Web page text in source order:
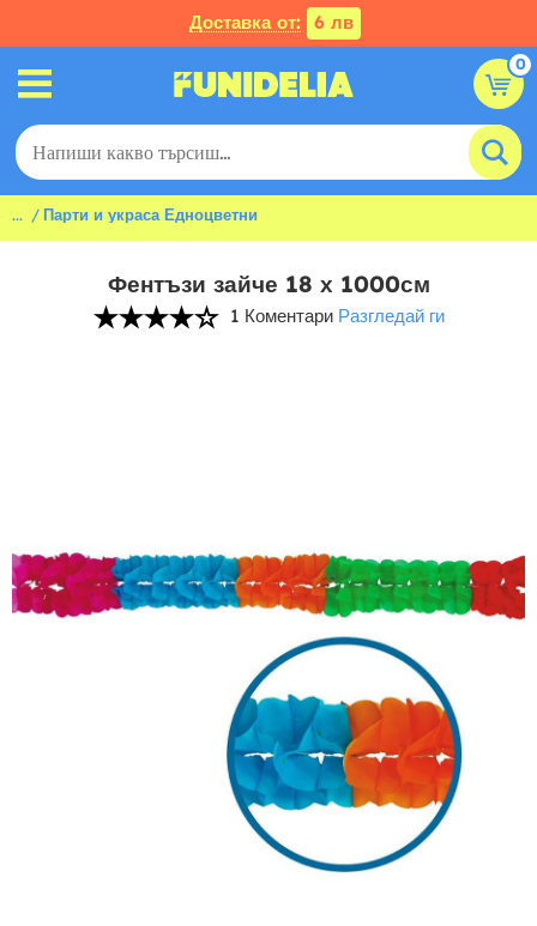
Доставка от: 6 лв
0
... Парти и украса Едноцветни
Фентъзи зайче 18 х 1000см
1 Коментари Разгледай ги